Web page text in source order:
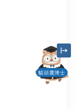
貓頭鷹博士